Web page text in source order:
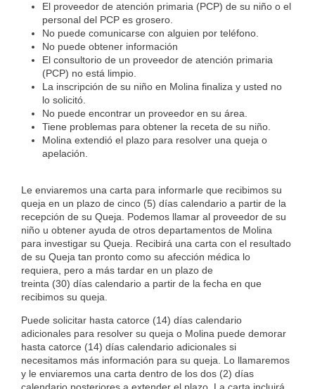
El proveedor de atención primaria (PCP) de su niño o el
personal del PCP es grosero.
No puede comunicarse con alguien por teléfono.
No puede obtener información
El consultorio de un proveedor de atención primaria
(PCP) no está limpio.
La inscripción de su niño en Molina finaliza y usted no
lo solicitó.
No puede encontrar un proveedor en su área.
Tiene problemas para obtener la receta de su niño.
Molina extendió el plazo para resolver una queja o
apelación.
Le enviaremos una carta para informarle que recibimos su
queja en un plazo de cinco (5) días calendario a partir de la
recepción de su Queja. Podemos llamar al proveedor de su
niño u obtener ayuda de otros departamentos de Molina
para investigar su Queja. Recibirá una carta con el resultado
de su Queja tan pronto como su afección médica lo
requiera, pero a más tardar en un plazo de
treinta (30) días calendario a partir de la fecha en que
recibimos su queja.
Puede solicitar hasta catorce (14) días calendario
adicionales para resolver su queja o Molina puede demorar
hasta catorce (14) días calendario adicionales si
necesitamos más información para su queja. Lo llamaremos
y le enviaremos una carta dentro de los dos (2) días